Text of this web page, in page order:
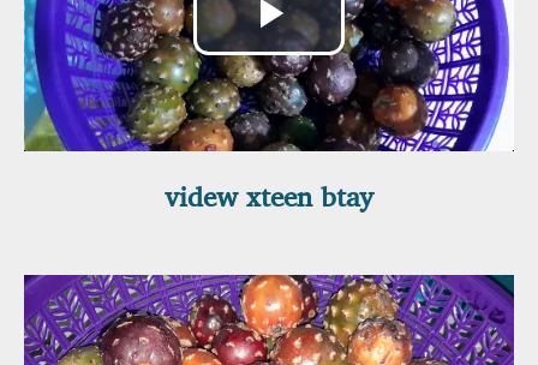
Reproducir
Vídeo
videw xteen btay